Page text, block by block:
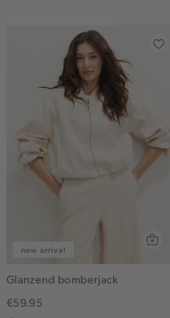
new arrival
Glanzend bomberjack
€59.95